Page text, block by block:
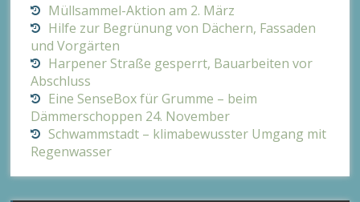
Müllsammel-Aktion am 2. März
Hilfe zur Begrünung von Dächern, Fassaden
und Vorgärten
Harpener Straße gesperrt, Bauarbeiten vor
Abschluss
Eine SenseBox für Grumme – beim
Dämmerschoppen 24. November
Schwammstadt – klimabewusster Umgang mit
Regenwasser